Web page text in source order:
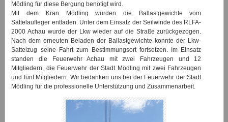
Mödling für diese Bergung benötigt wird.
Mit dem Kran Mödling wurden die Ballastgewichte vom
Sattelaufleger entladen. Unter dem Einsatz der Seilwinde des RLFA-
2000 Achau wurde der Lkw wieder auf die Straße zurückgezogen.
Nach dem erneuten Beladen der Ballastgewichte konnte der Lkw-
Sattelzug seine Fahrt zum Bestimmungsort fortsetzen. Im Einsatz
standen die Feuerwehr Achau mit zwei Fahrzeugen und 12
Mitgliedern, die Feuerwehr der Stadt Mödling mit zwei Fahrzeugen
und fünf Mitgliedern. Wir bedanken uns bei der Feuerwehr der Stadt
Mödling für die professionelle Unterstützung und Zusammenarbeit.